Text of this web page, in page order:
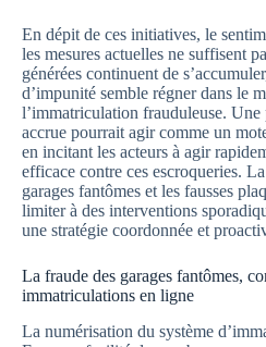
En dépit de ces initiatives, le
les mesures actuelles ne suffisent
générées continuent de
d’impunité semble régner dans le
l’immatriculation frauduleuse. Une
accrue pourrait agir comme un
en incitant les acteurs à agir
efficace contre ces escroqueries.
garages fantômes et les fausses
limiter à des interventions
une stratégie coordonnée et
La fraude des garages fantômes,
immatriculations en ligne
La numérisation du système